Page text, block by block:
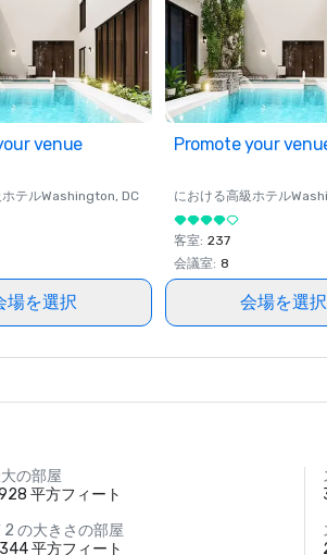
venue
テルWashington, DC
場を選択
Promote your
における高級ホテル
客室: 237
会議室: 8
会場を選択
の部屋
平方フィート
2 の大きさの部屋
平方フィート